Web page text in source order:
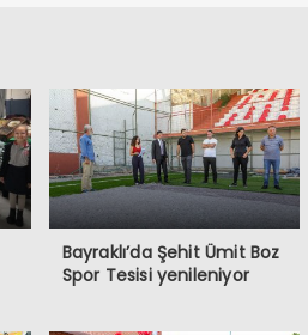
Bayraklı’da Şehit Ümit Boz
Spor Tesisi yenileniyor